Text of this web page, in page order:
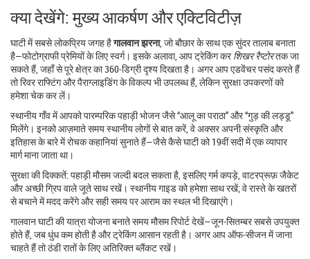
क्या देखेंगे: मुख्य आकर्षण और एक्टिविटीज़
घाटी में सबसे लोकप्रिय जगह हैगालवान झरना, जो बौछार के साथ एक सुंदर तालाब बनाता
है—फोटोग्राफी प्रेमियों के लिए स्वर्ग। इसके अलावा, आप ट्रेकिंग करशिखर रैप्टोरतक जा
सकते हैं, जहाँ से पूरे क्षेत्र का 360‑डिग्री दृश्य दिखता है। अगर आप एडवेंचर पसंद करते हैं
तो रिवर राफ्टिंग और पैराग्लाइडिंग के विकल्प भी उपलब्ध हैं, लेकिन सुरक्षा उपकरणों को
हमेशा चेक कर लें।
स्थानीय गाँव में आपको पारम्परिक पहाड़ी भोजन जैसे “आलू का पराठा” और “गुड़ की लड्डू”
मिलेंगे। इनको आज़माते समय स्थानीय लोगों से बात करें, वे अक्सर अपनी संस्कृति और
इतिहास के बारे में रोचक कहानियां सुनाते हैं—जैसे कैसे घाटी को 19वीं सदी में एक व्यापार
मार्ग माना जाता था।
सुरक्षा की दिक्कतें: पहाड़ी मौसम जल्दी बदल सकता है, इसलिए गर्म कपड़े, वाटरप्रूफ़ जैकेट
और अच्छी ग्रिप वाले जूते साथ रखें। स्थानीय गाइड को हमेशा साथ रखें; वे रास्ते के खतरों
से बचाने में मदद करेंगे और सही समय पर आराम का स्थल भी दिखाएंगे।
गालवान घाटी की यात्रा योजना बनाते समय मौसम रिपोर्ट देखें—जून‑सितम्बर सबसे उपयुक्त
होते हैं, जब धुंध कम होती है और ट्रेकिंग आसान रहती है। अगर आप ऑफ‑सीजन में जाना
चाहते हैं तो ठंडी रातों के लिए अतिरिक्त ब्लैंकट रखें।